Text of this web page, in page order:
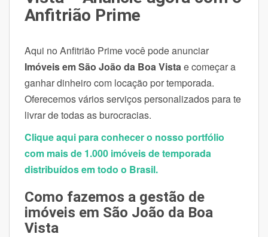
Anfitrião Prime
Aqui no Anfitrião Prime você pode anunciar
Imóveis em São João da Boa Vista e começar a
ganhar dinheiro com locação por temporada.
Oferecemos vários serviços personalizados para te
livrar de todas as burocracias.
Clique aqui para conhecer o nosso portfólio
com mais de 1.000 imóveis de temporada
distribuídos em todo o Brasil.
Como fazemos a gestão de
imóveis em São João da Boa
Vista